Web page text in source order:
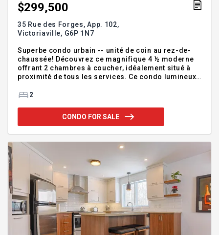
$299,500
35 Rue des Forges, App. 102,
Victoriaville, G6P 1N7
Superbe condo urbain -- unité de coin au rez-de-
chaussée! Découvrez ce magnifique 4 ½ moderne
offrant 2 chambres à coucher, idéalement situé à
proximité de tous les services. Ce condo lumineux
exceptionnel : ascenseur, terrasse partagée sur le
planchers chauffants dans la salle de bain et la
$/mois jusqu'au 30 juin 2026 -- une excellente
opport
2
CONDO FOR SALE